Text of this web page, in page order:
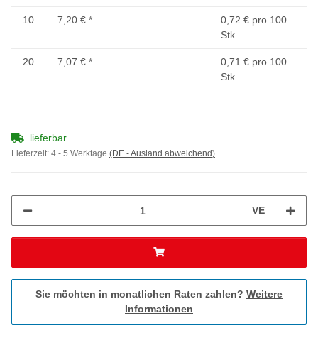
10 7,20 € *
0,72 € pro 100
Stk
20 7,07 € *
0,71 € pro 100
Stk
lieferbar
Lieferzeit: 4 - 5 Werktage (DE - Ausland abweichend)
VE
Sie möchten in monatlichen Raten zahlen? Weitere
Informationen